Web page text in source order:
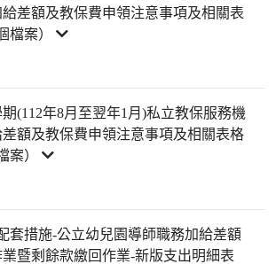
差額及教保費申領注意事項及相關表
檔案）
(112年8月至翌年1月)私立教保服務機
額及教保費申領注意事項及相關表格
案）
套措施-公立幼兒園導師職務加給差額
暨剩餘款繳回作業-新版支出明細表